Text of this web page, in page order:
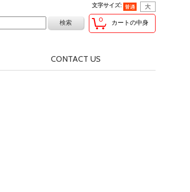
文字サイズ:
0 カートの中身
CONTACT US